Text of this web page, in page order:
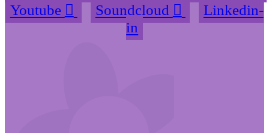
Youtube
Soundcloud
Linkedin-
in